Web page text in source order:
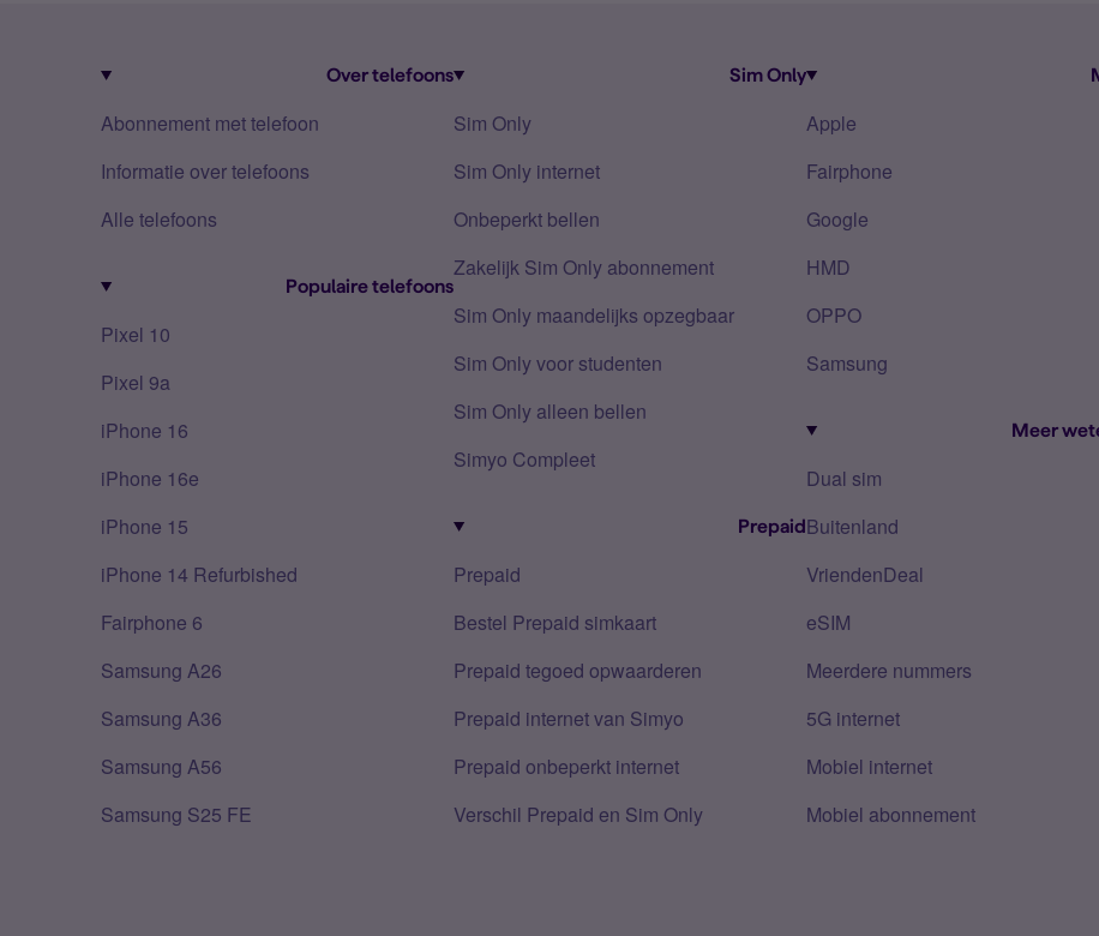
Over telefoons
Abonnement met telefoon
Informatie over telefoons
Alle telefoons
Populaire telefoons
Pixel 10
Pixel 9a
iPhone 16
iPhone 16e
iPhone 15
iPhone 14 Refurbished
Fairphone 6
Samsung A26
Samsung A36
Samsung A56
Samsung S25 FE
Sim Only
Sim Only
Sim Only internet
Onbeperkt bellen
Zakelijk Sim Only abonnement
Sim Only maandelijks opzegbaar
Sim Only voor studenten
Sim Only alleen bellen
Simyo Compleet
Prepaid
Prepaid
Bestel Prepaid simkaart
Prepaid tegoed opwaarderen
Prepaid internet van Simyo
Prepaid onbeperkt internet
Verschil Prepaid en Sim Only
Apple
Fairphone
Google
HMD
OPPO
Samsung
Meer
Dual sim
Buitenland
VriendenDeal
eSIM
Meerdere nummers
5G internet
Mobiel internet
Mobiel abonnement